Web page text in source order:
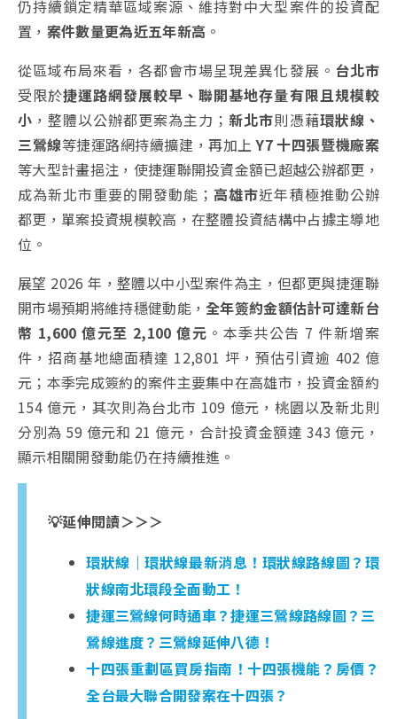
仍持續鎖定精華區域案源、維持對中大型案件的投資配
置， 案件數量更為近五年新高 。
從區域布局來看，各都會市場呈現差異化發展。 台北市
受限於捷運路網發展較早、聯開基地存量有限且規模較
小 ，整體以公辦都更案為主力； 新北市則憑藉環狀線、
三鶯線等捷運路網持續擴建，再加上 Y7 十四張暨機廠案
等大型計畫挹注，使捷運聯開投資金額已超越公辦都更，
成為新北市重要的開發動能； 高雄市近年積極推動公辦
都更，單案投資規模較高，在整體投資結構中占據主導地
位。
展望 2026 年，整體以中小型案件為主，但都更與捷運聯
開市場預期將維持穩健動能，全年簽約金額估計可達新台
幣 1,600 億元至 2,100 億元 。本季共公告 7 件新增案
件，招商基地總面積達 12,801 坪，預估引資逾 402 億
元；本季完成簽約的案件主要集中在高雄市，投資金額約
154 億元，其次則為台北市 109 億元，桃園以及新北則
分別為 59 億元和 21 億元，合計投資金額達 343 億元，
顯示相關開發動能仍在持續推進。
💡延伸閱讀＞＞＞
環狀線｜環狀線最新消息！環狀線路線圖？環
狀線南北環段全面動工！
捷運三鶯線何時通車？捷運三鶯線路線圖？三
鶯線進度？三鶯線延伸八德！
十四張重劃區買房指南！十四張機能？房價？
全台最大聯合開發案在十四張？